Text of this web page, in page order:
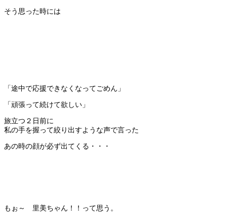
そう思った時には
「途中で応援できなくなってごめん」
「頑張って続けて欲しい」
旅立つ２日前に
私の手を握って絞り出すような声で言った
あの時の顔が必ず出てくる・・・
もぉ～ 里美ちゃん！！って思う。